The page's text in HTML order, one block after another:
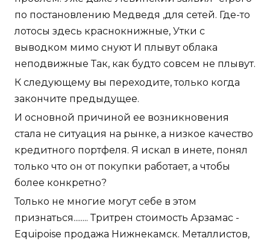
по постановлению Медведя ,для сетей. Где-то
лотосы здесь краснокнижные, Утки с
выводком мимо снуют И плывут облака
неподвижные Так, как будто совсем не плывут.
К следующему вы переходите, только когда
закончите предыдущее.
И основной причиной ее возникновения
стала не ситуация на рынке, а низкое качество
кредитного портфеля. Я искал в инете, понял
только что он от покупки работает, а чтобы
более конкретно?
Только не многие могут себе в этом
признаться........ Тритрен стоимость Арзамас -
Equipoise продажа Нижнекамск. Металлистов,